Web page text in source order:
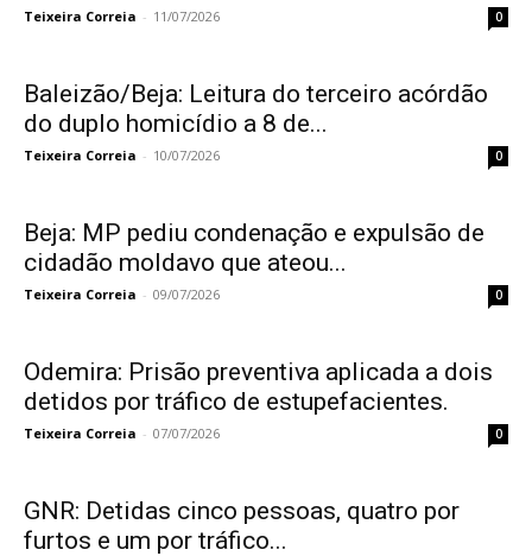
Teixeira Correia - 11/07/2026 0
Baleizão/Beja: Leitura do terceiro acórdão
do duplo homicídio a 8 de...
Teixeira Correia - 10/07/2026 0
Beja: MP pediu condenação e expulsão de
cidadão moldavo que ateou...
Teixeira Correia - 09/07/2026 0
Odemira: Prisão preventiva aplicada a dois
detidos por tráfico de estupefacientes.
Teixeira Correia - 07/07/2026 0
GNR: Detidas cinco pessoas, quatro por
furtos e um por tráfico...